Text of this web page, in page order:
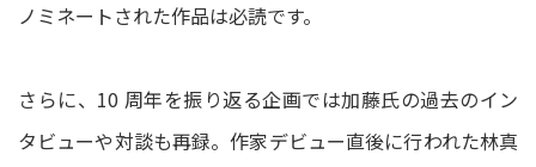
ノミネートされた作品は必読です。
さらに、10 周年を振り返る企画では加藤氏の過去のイン
タビューや対談も再録。作家デビュー直後に行われた林真